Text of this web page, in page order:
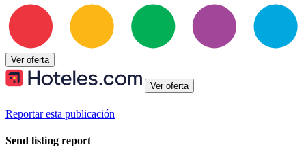
Ver oferta
Ver oferta
Reportar esta publicación
Send listing report